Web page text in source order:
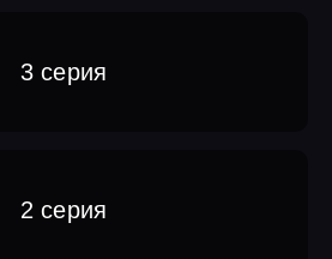
3 серия
2 серия